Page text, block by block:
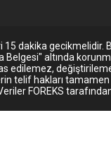
15 dakika gecikmelidir.
Belgesi" altında
edilemez,
telif hakları
FOREKS